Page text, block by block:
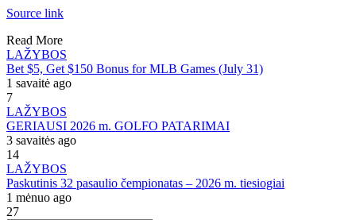
Source link
Read More
LAŽYBOS
Bet $5, Get $150 Bonus for MLB Games (July 31)
1 savaitė ago
7
LAŽYBOS
GERIAUSI 2026 m. GOLFO PATARIMAI
3 savaitės ago
14
LAŽYBOS
Paskutinis 32 pasaulio čempionatas – 2026 m. tiesiogiai
1 mėnuo ago
27